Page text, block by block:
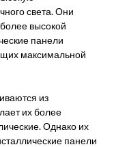
света. Они
высокой
панели
максимальной
из
их более
Однако их
панели